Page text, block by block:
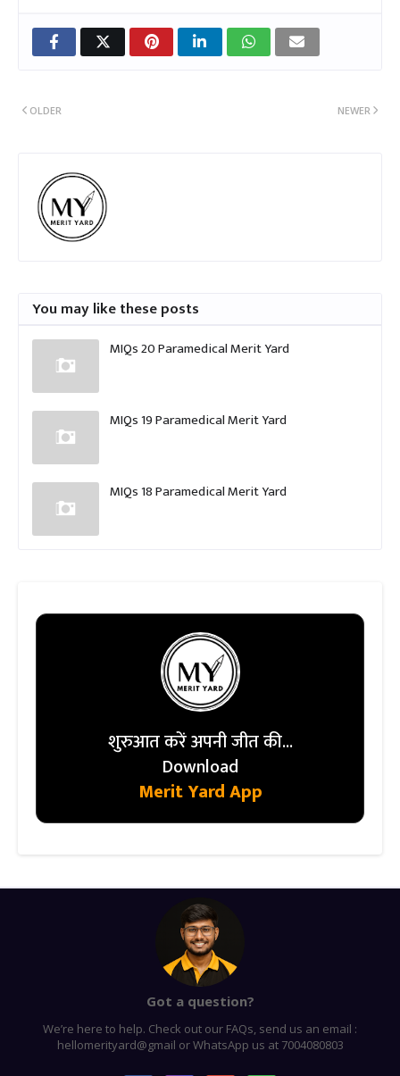
NEWER
OLDER
You may like these posts
MIQs 20 Paramedical Merit Yard
MIQs 19 Paramedical Merit Yard
MIQs 18 Paramedical Merit Yard
शुरुआत करें अपनी जीत की...
Download
Merit Yard App
Got a question?
We’re here to help. Check out our FAQs, send us an email :
hellomerityard@gmail or WhatsApp us at 7004080803